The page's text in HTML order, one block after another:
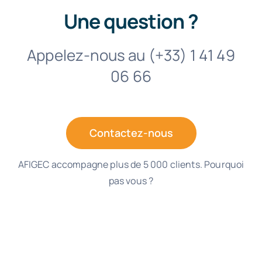
Une question ?
Appelez-nous au (+33) 1 41 49
06 66
Contactez-nous
AFIGEC accompagne plus de 5 000 clients. Pourquoi
pas vous ?